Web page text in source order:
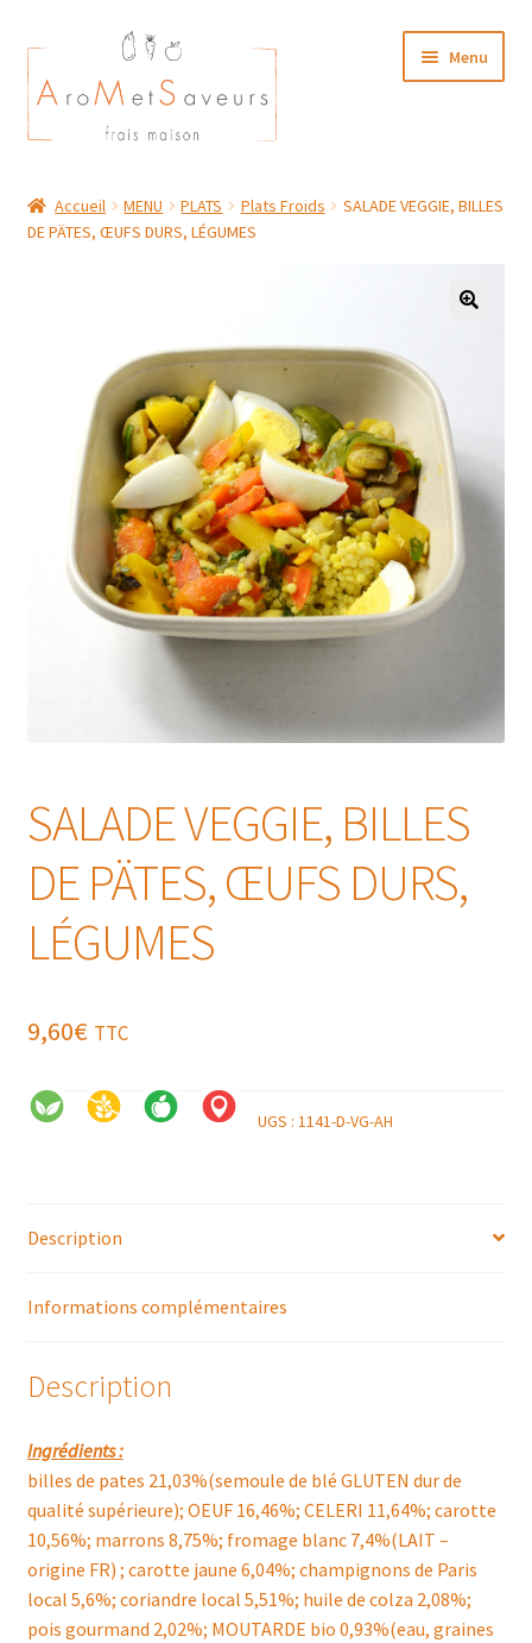
Aller
à
la
navigation
Aller
au
contenu
Menu
Plat du Jour/ Menu Week end
MON COMPTE
Accueil MENU PLATS Plats Froids
SALADE VEGGIE, BILLES
DE PÄTES, ŒUFS DURS, LÉGUMES
SALADE VEGGIE, BILLES
DE PÄTES, ŒUFS DURS,
LÉGUMES
9,60€ TTC
UGS : 1141-D-VG-AH
Description
Informations complémentaires
Description
Ingrédients :
billes de pates 21,03%(semoule de blé GLUTEN dur de
qualité supérieure); OEUF 16,46%; CELERI 11,64%; carotte
10,56%; marrons 8,75%; fromage blanc 7,4%(LAIT –
origine FR) ; carotte jaune 6,04%; champignons de Paris
local 5,6%; coriandre local 5,51%; huile de colza 2,08%;
pois gourmand 2,02%; MOUTARDE bio 0,93%(eau, graines